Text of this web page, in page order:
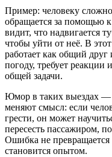
Пример: человеку
обращается за помощью
видит, что надвигается
чтобы уйти от неё. В
работает как общий
погоду, требует реакции
общей задачи.
Юмор в таких выездах
меняют смысл: если
грести, он может
пересесть пассажиром,
Ошибка не
становится опытом.